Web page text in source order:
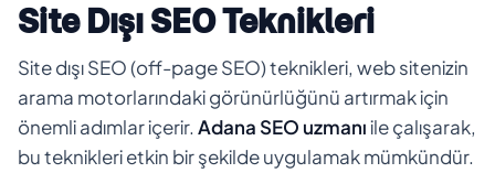
Site Dışı SEO Teknikleri
Site dışı SEO (off-page SEO) teknikleri, web sitenizin
arama motorlarındaki görünürlüğünü artırmak için
önemli adımlar içerir. Adana SEO uzmanıile çalışarak,
bu teknikleri etkin bir şekilde uygulamak mümkündür.